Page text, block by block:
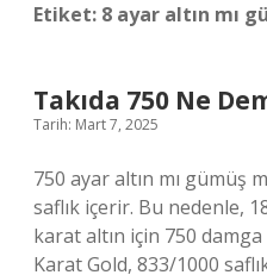
Etiket: 8 ayar altın mı
Takıda 750 Ne
Tarih: Mart 7, 2025
750 ayar altın mı gümüş
saflık içerir. Bu nedenle,
karat altın için 750
Karat Gold, 833/1000